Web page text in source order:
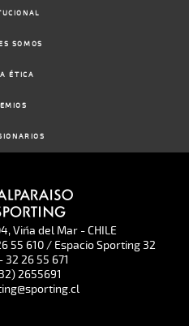
SOMOS
ÉTICA
Viña del Mar - CHILE
55 610 / Espacio Sporting 32
32 26 55 671
2655691